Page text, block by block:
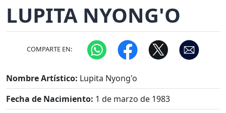
LUPITA NYONG'O
COMPARTE EN:
Nombre Artístico: Lupita Nyong'o
Fecha de Nacimiento: 1 de marzo de 1983